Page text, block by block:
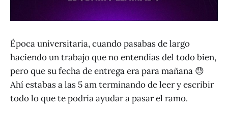
Época universitaria, cuando pasabas de largo
haciendo un trabajo que no entendías del todo bien,
pero que su fecha de entrega era para mañana 😓
Ahí estabas a las 5 am terminando de leer y escribir
todo lo que te podría ayudar a pasar el ramo.